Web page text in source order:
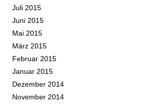
Juli 2015
Juni 2015
Mai 2015
März 2015
Februar 2015
Januar 2015
Dezember 2014
November 2014